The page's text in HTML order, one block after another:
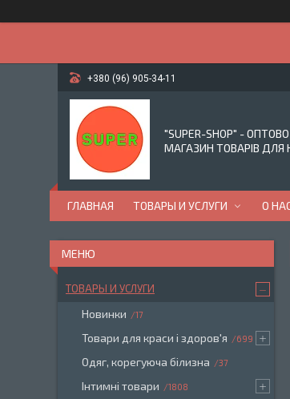
+380 (96) 905-34-11
"SUPER-SHOP" -
МАГАЗИН ТОВАРІВ ДЛЯ
ГЛАВНАЯ ТОВАРЫ И УСЛУГИ О
ТОВАРЫ И УСЛУГИ
Новинки 17
Товари для краси і здоров'я 699
Одяг, корегуюча білизна 37
Інтимні товари 1808